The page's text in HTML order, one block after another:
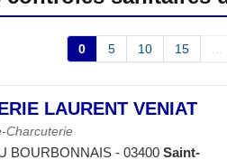
0 5 10 15 ...
LAURENT VENIAT
Charcuterie
BOURBONNAIS - 03400 Saint-